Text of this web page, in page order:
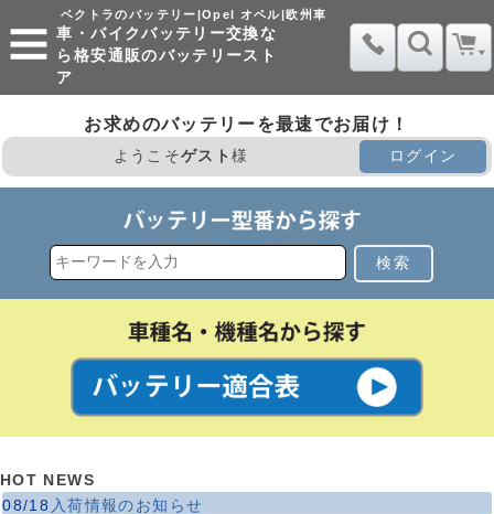
ベクトラのバッテリー|Opel オペル|欧州車
車・バイクバッテリー交換な
ら格安通販のバッテリースト
ア
お求めのバッテリーを最速でお届け！
ようこそゲスト様 ログイン
検索
HOT NEWS
08/18 入荷情報のお知らせ